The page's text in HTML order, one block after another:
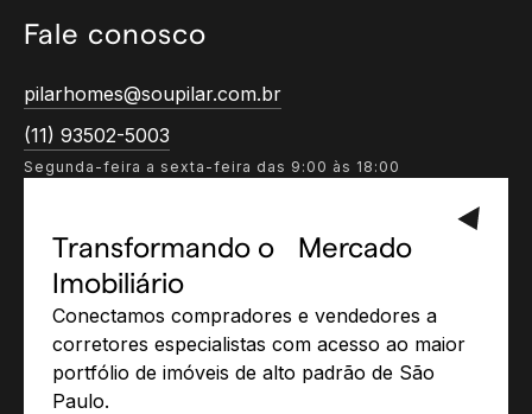
Fale conosco
pilarhomes@soupilar.com.br
(11) 93502-5003
Segunda-feira a sexta-feira das 9:00 às 18:00
Transformando o Mercado
Imobiliário
Conectamos compradores e vendedores a
corretores especialistas com acesso ao maior
portfólio de imóveis de alto padrão de São
Paulo.